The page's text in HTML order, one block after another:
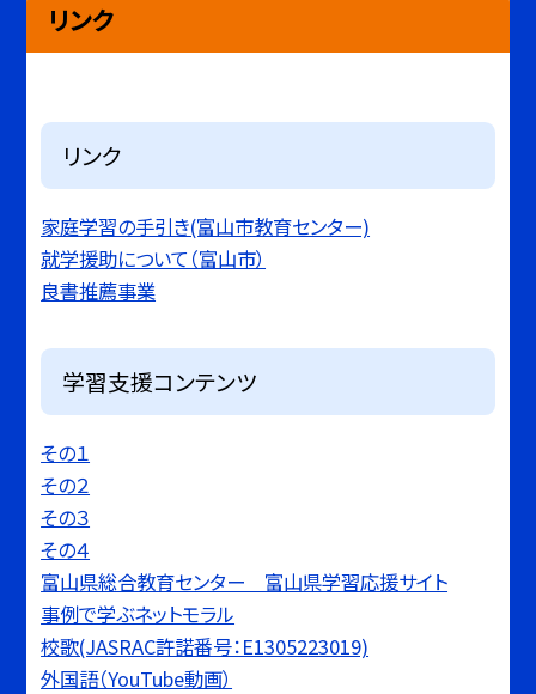
リンク
リンク
家庭学習の手引き(富山市教育センター)
就学援助について（富山市）
良書推薦事業
学習支援コンテンツ
その１
その２
その３
その４
富山県総合教育センター 富山県学習応援サイト
事例で学ぶネットモラル
校歌(JASRAC許諾番号：E1305223019)
外国語（YouTube動画）